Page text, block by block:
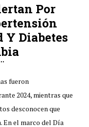
Por
Y Diabetes
fueron
2024, mientras que
desconocen que
En el marco del Día